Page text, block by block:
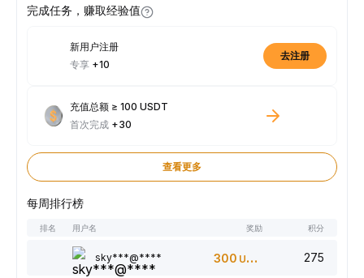
完成任务，赚取经验值
新用户注册
专享 +10
去注册
充值总额 ≥ 100 USDT
首次完成 +30
查看更多
每周排行榜
排名 用户名 奖励 积分
sky***@**** 300 USDT 275